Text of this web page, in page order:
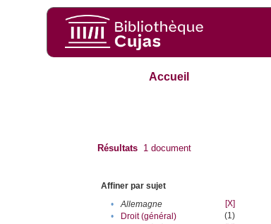
Accueil
Résultats 1 document
Affiner par sujet
•
Allemagne
[X]
•
Droit (général)
(1)